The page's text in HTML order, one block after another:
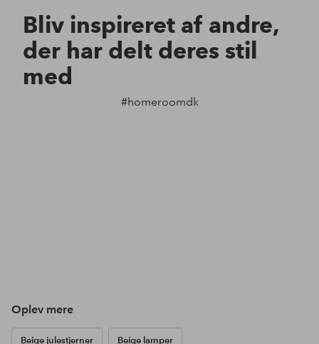
Bliv inspireret af andre,
der har delt deres stil
med
#homeroomdk
Oplev mere
Beige julestjerner Beige lamper